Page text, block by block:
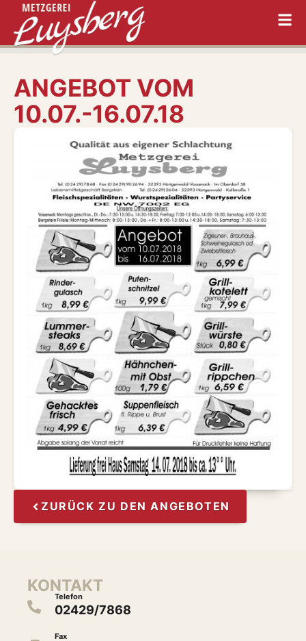
ANGEBOT VOM
10.07.-16.07.18
ZURÜCK ZU DEN ANGEBOTEN
KONTAKT
Telefon
02429/7868
Fax